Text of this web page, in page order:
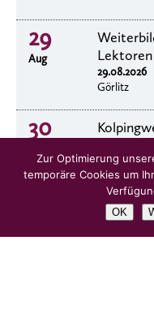
29
Aug
Lektoren
29.08.2026
Görlitz
30
alle Veranstaltungen
Zur Optimierung
temporäre Cookies um
OK